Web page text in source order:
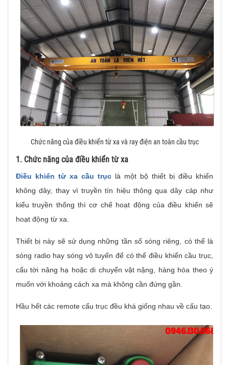
Chức năng của điều khiển từ xa và ray điện an toàn cầu trục
1. Chức năng của điều khiển từ xa
Điều khiển từ xa cầu trục là một bộ thiết bị điều khiển
không dây, thay vì truyền tín hiệu thông qua dây cáp như
kiểu truyền thống thì cơ chế hoạt động của điều khiển sẽ
hoạt động từ xa.
Thiết bị này sẽ sử dụng những tần số sóng riêng, có thể là
sóng radio hay sóng vô tuyến để có thể điều khiển cầu trục,
cẩu tời nâng hạ hoặc di chuyển vật nặng, hàng hóa theo ý
muốn với khoảng cách xa mà không cần đứng gần.
Hầu hết các remote cẩu trục đều khá giống nhau về cấu tạo.